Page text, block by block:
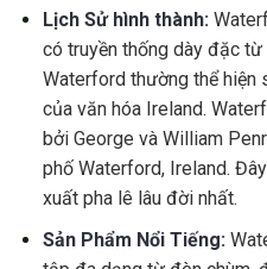
Lịch Sử hình thành:
có truyền thống dày đặc
Waterford thường thể hiện
của văn hóa Ireland.
bởi George và William
phố Waterford, Ireland.
xuất pha lê lâu đời nhất.
Sản Phẩm Nổi Tiếng: